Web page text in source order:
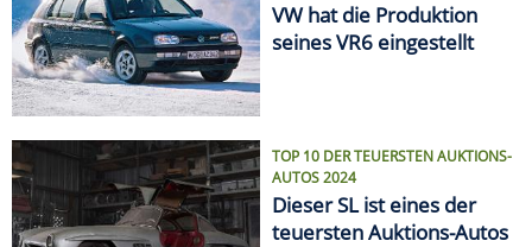
VW hat die Produktion
seines VR6 eingestellt
TOP 10 DER TEUERSTEN AUKTIONS-
AUTOS 2024
Dieser SL ist eines der
teuersten Auktions-Autos